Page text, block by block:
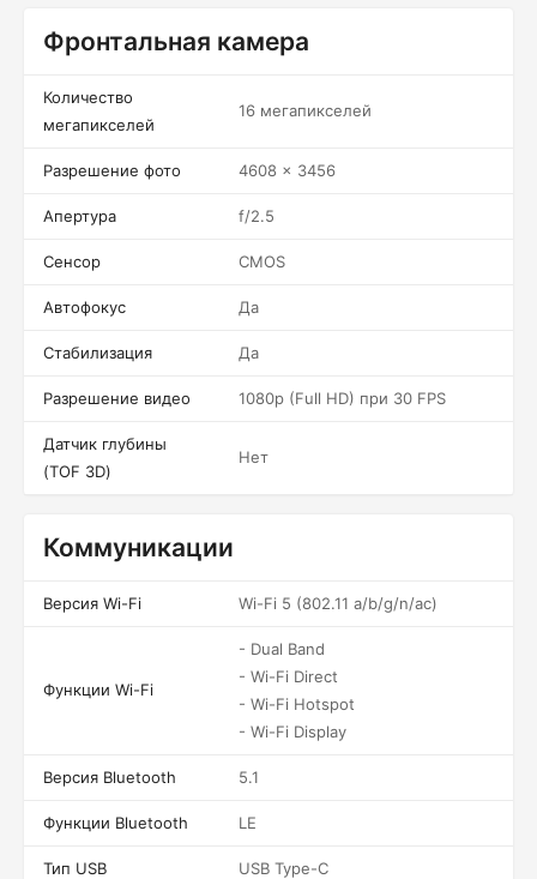
Фронтальная камера
Количество
мегапикселей
16 мегапикселей
Разрешение фото 4608 x 3456
Апертура f/2.5
Сенсор CMOS
Автофокус Да
Стабилизация Да
Разрешение видео 1080p (Full HD) при 30 FPS
Датчик глубины
(TOF 3D)
Нет
Коммуникации
Версия Wi-Fi Wi-Fi 5 (802.11 a/b/g/n/ac)
Функции Wi-Fi
- Dual Band
- Wi-Fi Direct
- Wi-Fi Hotspot
- Wi-Fi Display
Версия Bluetooth 5.1
Функции Bluetooth LE
Тип USB USB Type-C